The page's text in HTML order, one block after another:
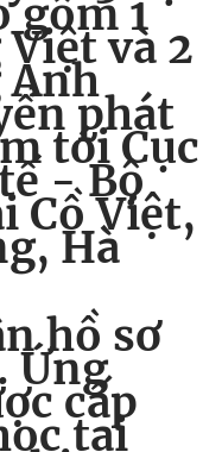
gồm 1
và 2
Anh
phát
tới Cục
- Bộ
Cồ Việt,
Hà
hồ sơ
Ứng
cấp
tại